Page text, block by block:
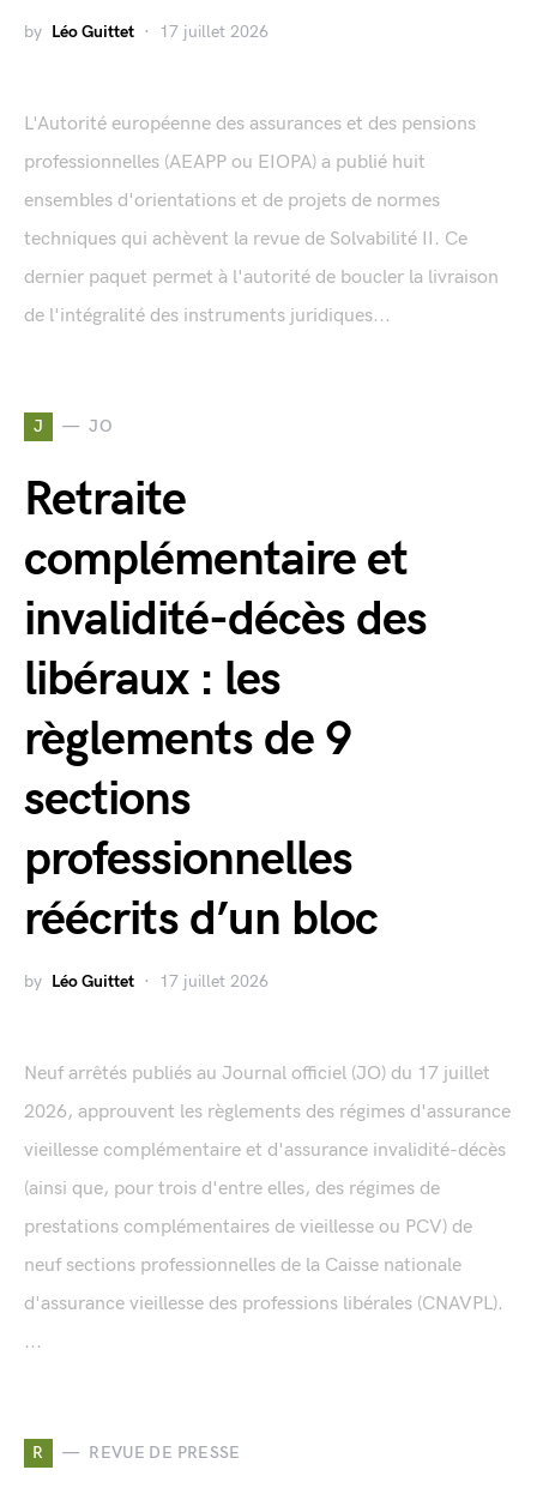
by Léo Guittet 17 juillet 2026
L'Autorité européenne des assurances et des pensions
professionnelles (AEAPP ou EIOPA) a publié huit
ensembles d'orientations et de projets de normes
techniques qui achèvent la revue de Solvabilité II. Ce
dernier paquet permet à l'autorité de boucler la livraison
de l'intégralité des instruments juridiques...
J JO
Retraite
complémentaire et
invalidité-décès des
libéraux : les
règlements de 9
sections
professionnelles
réécrits d’un bloc
by Léo Guittet 17 juillet 2026
Neuf arrêtés publiés au Journal officiel (JO) du 17 juillet
2026, approuvent les règlements des régimes d'assurance
vieillesse complémentaire et d'assurance invalidité-décès
(ainsi que, pour trois d'entre elles, des régimes de
prestations complémentaires de vieillesse ou PCV) de
neuf sections professionnelles de la Caisse nationale
d'assurance vieillesse des professions libérales (CNAVPL).
...
R REVUE DE PRESSE